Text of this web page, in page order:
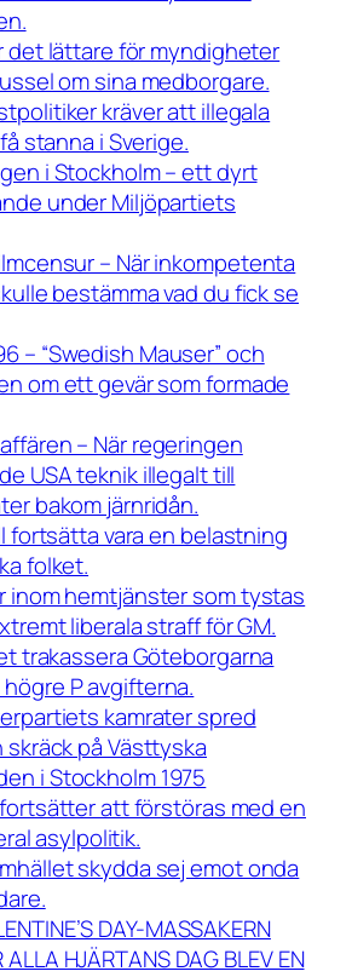
det lättare för myndigheter
om sina medborgare.
kräver att illegala
stanna i Sverige.
i Stockholm – ett dyrt
under Miljöpartiets
– När inkompetenta
bestämma vad du fick se
– “Swedish Mauser” och
om ett gevär som formade
– När regeringen
USA teknik illegalt till
bakom järnridån.
fortsätta vara en belastning
folket.
inom hemtjänster som tystas
liberala straff för GM.
trakassera Göteborgarna
P avgifterna.
kamrater spred
på Västtyska
i Stockholm 1975
att förstöras med en
asylpolitik.
skydda sej emot onda
DAY-MASSAKERN
ALLA HJÄRTANS DAG BLEV EN